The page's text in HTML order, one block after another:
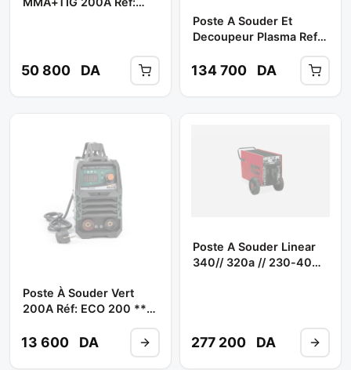
50 800 DA
Poste A Souder Et
Decoupeur Plasma Ref:
134 700 DA
Poste À Souder Vert
200A Réf: ECO 200 **
13 600 DA
Poste A Souder Linear
340// 320a // 230-400v
277 200 DA